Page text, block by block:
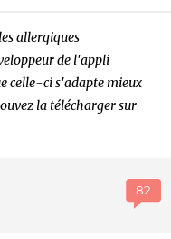
allergiques
de l'appli
celle-ci s'adapte mieux
la télécharger sur